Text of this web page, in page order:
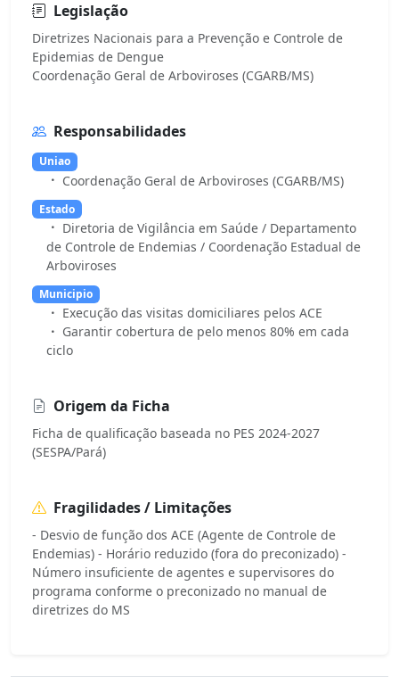
Legislação
Diretrizes Nacionais para a Prevenção e Controle de
Epidemias de Dengue
Responsabilidades
Uniao
Coordenação Geral de Arboviroses (CGARB/MS)
Estado
Diretoria de Vigilância em Saúde / Departamento
de Controle de Endemias / Coordenação Estadual de
Arboviroses
Municipio
Execução das visitas domiciliares pelos ACE
Garantir cobertura de pelo menos 80% em cada
ciclo
Origem da Ficha
Ficha de qualificação baseada no PES 2024-2027
(SESPA/Pará)
Fragilidades / Limitações
- Desvio de função dos ACE (Agente de Controle de
Endemias) - Horário reduzido (fora do preconizado) -
Número insuficiente de agentes e supervisores do
programa conforme o preconizado no manual de
diretrizes do MS